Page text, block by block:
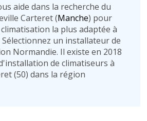
aide dans la recherche du
Carteret (Manche) pour
la plus adaptée à
un installateur de
Normandie. Il existe en 2018
de climatiseurs à
(50) dans la région